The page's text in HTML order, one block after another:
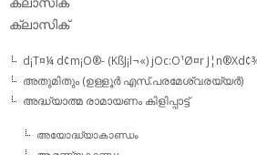
ക്ലാസിക്
d¡T¤¼ d¢m¡O®- (KßJ¡l¬«) jOc:O¹Ø¤r
അതുമിതും (ഉള്ളൂര്‍ എസ്.പരമേശ്വരയ്യര്‍)
അദ്ധ്യാത്മ രാമായണം കിളിപ്പാട്ട്‌
അയോദ്ധ്യാകാണ്ഡം